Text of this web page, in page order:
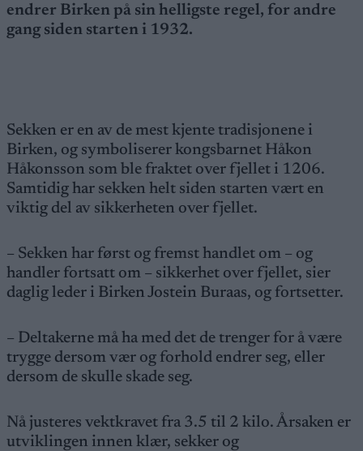
endrer Birken på sin helligste regel, for andre
gang siden starten i 1932.
Sekken er en av de mest kjente tradisjonene i
Birken, og symboliserer kongsbarnet Håkon
Håkonsson som ble fraktet over fjellet i 1206.
Samtidig har sekken helt siden starten vært en
viktig del av sikkerheten over fjellet.
– Sekken har først og fremst handlet om – og
handler fortsatt om – sikkerhet over fjellet, sier
daglig leder i Birken Jostein Buraas, og fortsetter.
– Deltakerne må ha med det de trenger for å være
trygge dersom vær og forhold endrer seg, eller
dersom de skulle skade seg.
Nå justeres vektkravet fra 3.5 til 2 kilo. Årsaken er
utviklingen innen klær, sekker og